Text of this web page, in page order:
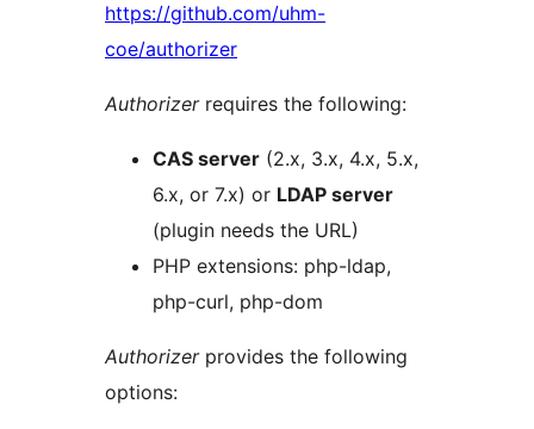
https://github.com/uhm-
coe/authorizer
Authorizerrequires the following:
CAS server (2.x, 3.x, 4.x, 5.x,
6.x, or 7.x) or LDAP server
(plugin needs the URL)
PHP extensions: php-ldap,
php-curl, php-dom
Authorizerprovides the following
options: